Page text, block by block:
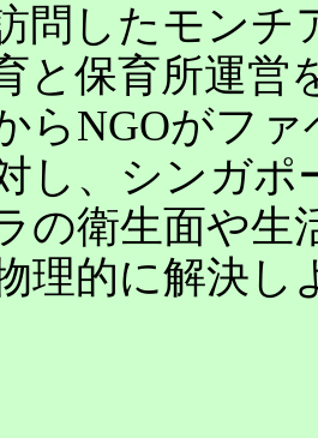
問したモンチ
と保育所運営
らNGOがフ
し、シンガポ
の衛生面や生
理的に解決